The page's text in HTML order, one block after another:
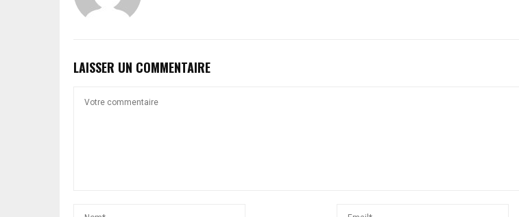
LAISSER UN COMMENTAIRE